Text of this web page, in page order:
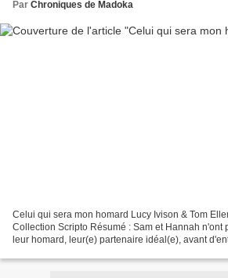
Par Chroniques de Madoka
Celui qui sera mon homard Lucy Ivison & Tom
Collection Scripto Résumé : Sam et Hannah n'ont
leur homard, leur(e) partenaire idéal(e), avant